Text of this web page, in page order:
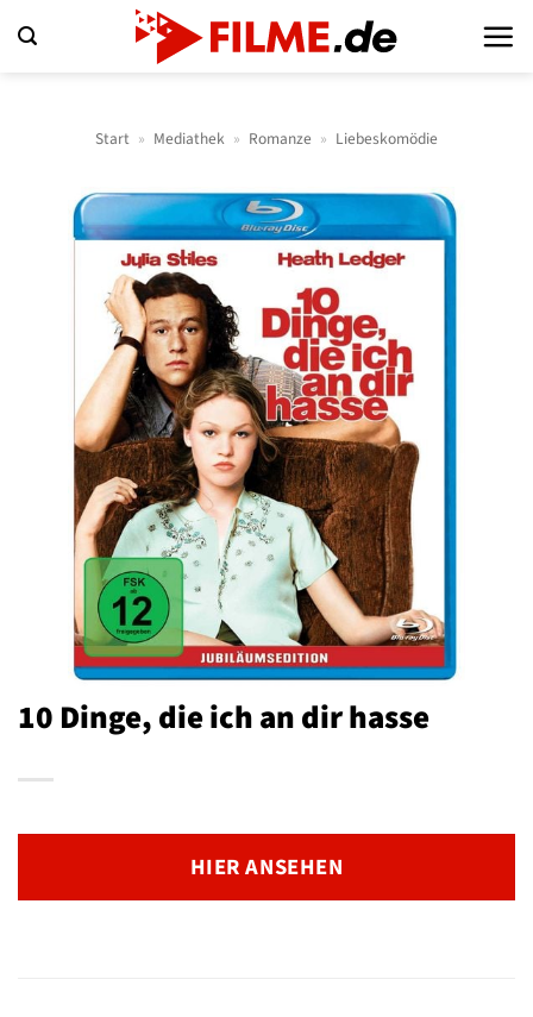
Inhalt
Start » Mediathek » Romanze » Liebeskomödie
10 Dinge, die ich an dir hasse
HIER ANSEHEN